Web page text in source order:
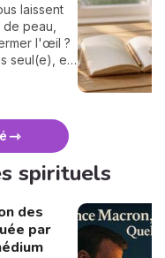
laissent
peau,
l'œil ?
seul(e), et
en
gestes
et
spirituels
des
par